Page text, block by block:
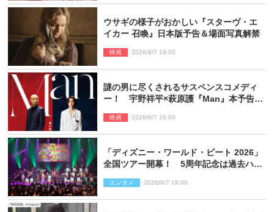
ウサギの様子がおかしい『スターヴ・エ
イカー 召喚』日本版予告＆場面写真解禁
映画 2026/8/7 18:00
謎の男に尽くされるサスペンスコメディ
ー！ 宇野祥平×萩原護『Man』本予告＆
映画 2026/8/7 18:00
「ディズニー・ワールド・ビート 2026」
全国ツアー開幕！ 5周年記念は過去ハイ
ポート】
エンタメ 2026/8/7 18:00